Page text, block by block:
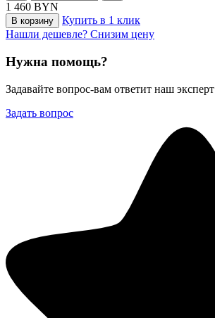
1 460 BYN
В корзину
Купить в 1 клик
Нашли дешевле? Снизим цену
Нужна помощь?
Задавайте вопрос-вам ответит наш эксперт
Задать вопрос